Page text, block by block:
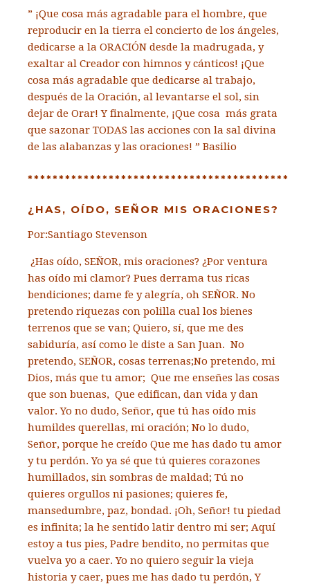
” ¡Que cosa más agradable para el hombre, que
reproducir en la tierra el concierto de los ángeles,
dedicarse a la ORACIÓN desde la madrugada, y
exaltar al Creador con himnos y cánticos! ¡Que
cosa más agradable que dedicarse al trabajo,
después de la Oración, al levantarse el sol, sin
dejar de Orar! Y finalmente, ¡Que cosa más grata
que sazonar TODAS las acciones con la sal divina
de las alabanzas y las oraciones! ” Basilio
******************************************
¿HAS, OÍDO, SEÑOR MIS ORACIONES?
Por:Santiago Stevenson
¿Has oído, SEÑOR, mis oraciones? ¿Por ventura
has oído mi clamor? Pues derrama tus ricas
bendiciones; dame fe y alegría, oh SEÑOR. No
pretendo riquezas con polilla cual los bienes
terrenos que se van; Quiero, sí, que me des
sabiduría, así como le diste a San Juan. No
pretendo, SEÑOR, cosas terrenas;No pretendo, mi
Dios, más que tu amor; Que me enseñes las cosas
que son buenas, Que edifican, dan vida y dan
valor. Yo no dudo, Señor, que tú has oído mis
humildes querellas, mi oración; No lo dudo,
Señor, porque he creído Que me has dado tu amor
y tu perdón. Yo ya sé que tú quieres corazones
humillados, sin sombras de maldad; Tú no
quieres orgullos ni pasiones; quieres fe,
mansedumbre, paz, bondad. ¡Oh, Señor! tu piedad
es infinita; la he sentido latir dentro mi ser; Aquí
estoy a tus pies, Padre bendito, no permitas que
vuelva yo a caer. Yo no quiero seguir la vieja
historia y caer, pues me has dado tu perdón, Y